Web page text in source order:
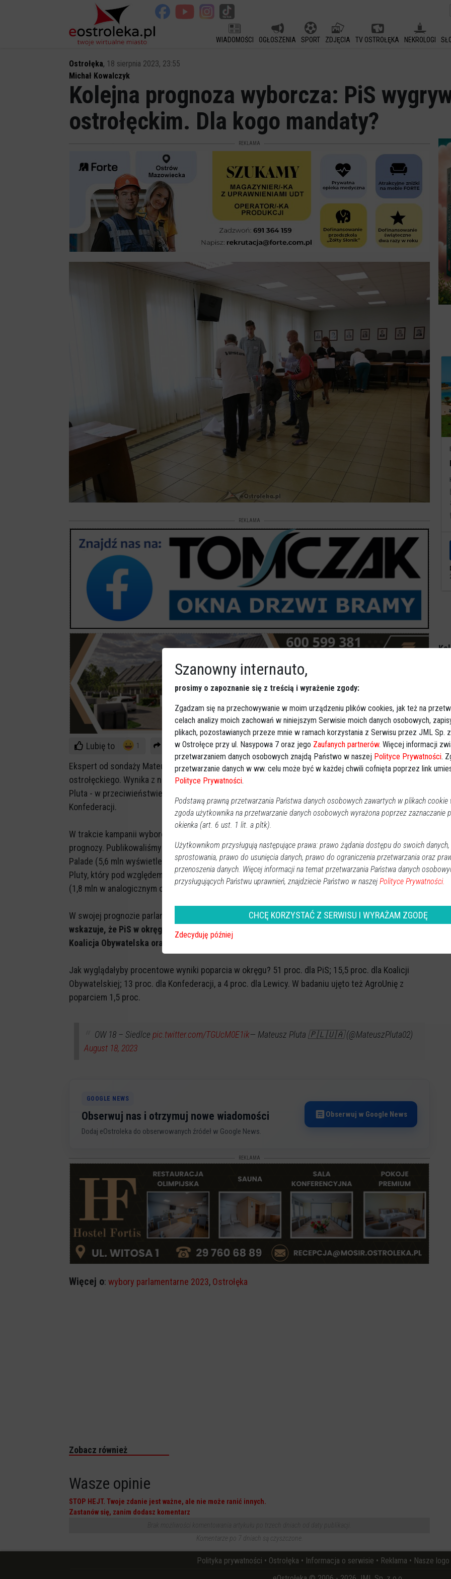
WIADOMOŚCI OGŁOSZENIA SPORT ZDJĘCIA TV OSTROŁĘKA NEKROLOGI
Ostrołęka, 18 sierpnia 2023, 23:55
Michał Kowalczyk
Kolejna prognoza wyborcza: PiS
ostrołęckim. Dla kogo mandaty?
REKLAMA
REKLAMA
Lubię to 1
Udostępnij
Ekspert od sondaży Mateusz Pluta przygotował prognozę wyborczą dla okręgu siedlecko-
ostrołęckiego. Wynika z niej, że PiS może liczyć na 51-procentowe poparcie w okręgu. Co ciekawe,
Pluta - w przeciwieństwie do Marcina Palade - prognozuje dwa mandaty dla Polski 2050, a nie
Konfederacji.
W trakcie kampanii wyborczej eksperci od sondaży i badań poparcia publikują regularnie swoje
prognozy. Publikowaliśmy już wielokrotnie prognozy najpopularniejszego w tej branży Marcina
Palade (5,6 mln wyświetleń na Twitterze w dniach 1-18 sierpnia), a dziś czas na prognozę Mateusza
Pluty, który pod względem twitterowych zasięgów wśród wyborczych analityków jest numerem dwa
(1,8 mln w analogicznym okresie).
W swojej prognozie parlamentarnej
Mateusz Pluta
wskazuje, że PiS w okręgu siedlecko-ostrołęckim liczyć może na 7 mandatów, dwa zgarnąć ma
Koalicja Obywatelska oraz również dwa - Polska 2050. Jeden mandat przypadłby Konfederacji.
Jak wyglądałyby procentowe wyniki poparcia w okręgu? 51 proc. dla PiS; 15,5 proc. dla Koalicji
Obywatelskiej; 13 proc. dla Konfederacji, a 4 proc. dla Lewicy. W badaniu ujęto też AgroUnię z
poparciem 1,5 proc.
OW 18 – Siedlce pic.twitter.com/TGUcM0E1ik— Mateusz Pluta 🇵🇱🇺🇦 (@MateuszPluta02)
August 18, 2023
GOOGLE NEWS
Obserwuj nas i otrzymuj nowe wiadomości
Dodaj eOstroleka do obserwowanych źródeł w Google News.
Obserwuj w Google News
REKLAMA
Więcej o: wybory parlamentarne 2023, Ostrołęka
Zobacz również
Wasze opinie
STOP HEJT. Twoje zdanie jest ważne, ale nie może ranić innych.
Zastanów się, zanim dodasz komentarz
Komentarze po 7 dniach są czyszczone.
Polityka prywatności • Ostrołęka • Informacja o serwisie • Reklama • Nasze logo
Szanowny internauto,
prosimy o zapoznanie się z treścią i wyrażenie zgody:
Zgadzam się na przechowywanie w moim urządzeniu plików cookies, jak też na
celach analizy moich zachowań w niniejszym Serwisie moich danych osobowych,
plikach, pozostawianych przeze mnie w ramach korzystania z Serwisu przez JML Sp.
w Ostrołęce przy ul. Nasypowa 7 oraz jego Zaufanych partnerów. Więcej informacji
przetwarzaniem danych osobowych znajdą Państwo w naszej Polityce Prywatności.
przetwarzanie danych w ww. celu może być w każdej chwili cofnięta poprzez link
Polityce Prywatności.
Podstawą prawną przetwarzania Państwa danych osobowych zawartych w plikach cookie
zgoda użytkownika na przetwarzanie danych osobowych wyrażona poprzez zaznaczanie
okienka (art. 6 ust. 1 lit. a pltk).
Użytkownikom przysługują następujące prawa: prawo żądania dostępu do swoich
sprostowania, prawo do usunięcia danych, prawo do ograniczenia przetwarzania oraz
przenoszenia danych. Więcej informacji na temat przetwarzania Państwa danych
przysługujących Państwu uprawnień, znajdziecie Państwo w naszej Polityce Prywatności.
CHCĘ KORZYSTAĆ Z SERWISU I WYRAŻAM ZGODĘ
Zdecyduję później